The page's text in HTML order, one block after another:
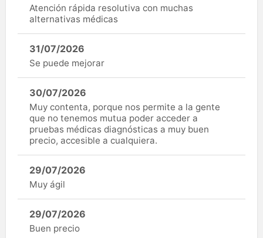
Atención rápida resolutiva con muchas
alternativas médicas
31/07/2026
Se puede mejorar
30/07/2026
Muy contenta, porque nos permite a la gente
que no tenemos mutua poder acceder a
pruebas médicas diagnósticas a muy buen
precio, accesible a cualquiera.
29/07/2026
Muy ágil
29/07/2026
Buen precio